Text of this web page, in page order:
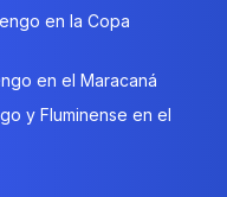
en la Copa
en el Maracaná
y Fluminense en el